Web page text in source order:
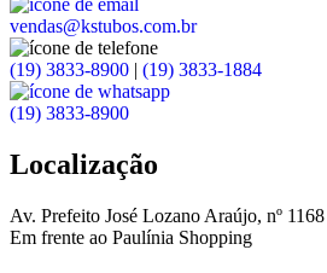
vendas@kstubos.com.br
(19) 3833-8900 | (19) 3833-1884
(19) 3833-8900
Localização
Av. Prefeito José Lozano Araújo, nº 1168
Em frente ao Paulínia Shopping